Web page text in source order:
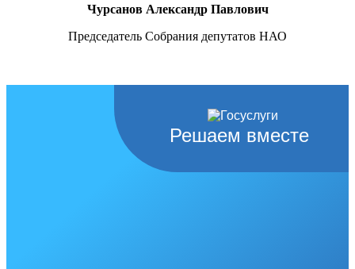
Чурсанов Александр Павлович
Председатель Собрания депутатов НАО
Решаем вместе